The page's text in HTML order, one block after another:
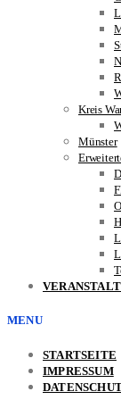
Kreis
Münster
MENU
STARTSEITE
IMPRESSUM